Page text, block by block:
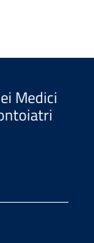
Medici